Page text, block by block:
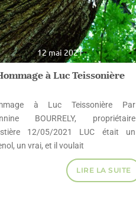
12 mai 2021
à Luc Teissonière
à Luc Teissonière Par
BOURRELY, propriétaire
12/05/2021 LUC était un
un vrai, et il voulait
LIRE LA SUITE